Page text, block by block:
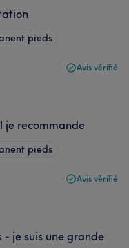
pieds
Avis vérifié
je recommande
pieds
Avis vérifié
je suis une grande